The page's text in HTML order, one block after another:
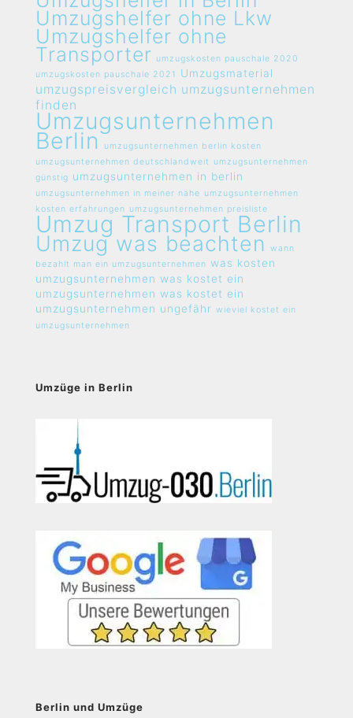
Umzugshelfer ohne Lkw
Umzugshelfer ohne
Transporter umzugskosten pauschale 2020
umzugskosten pauschale 2021
Umzugsmaterial
umzugspreisvergleich umzugsunternehmen
finden
Umzugsunternehmen
Berlin
umzugsunternehmen berlin kosten
umzugsunternehmen deutschlandweit
umzugsunternehmen
günstig umzugsunternehmen in berlin
umzugsunternehmen in meiner nähe umzugsunternehmen
kosten erfahrungen umzugsunternehmen preisliste
Umzug Transport Berlin
Umzug was beachten
wann
bezahlt man ein umzugsunternehmen was kosten
umzugsunternehmen was kostet ein
umzugsunternehmen was kostet ein
umzugsunternehmen ungefähr wieviel kostet ein
umzugsunternehmen
Umzüge in Berlin
Berlin und Umzüge